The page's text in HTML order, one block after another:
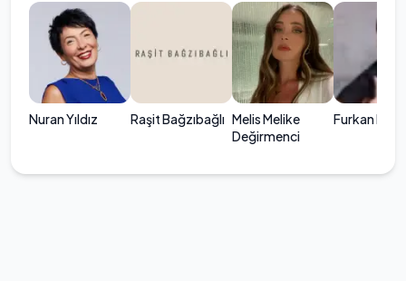
Nuran Yıldız Raşit Bağzıbağlı Melis Melike
Değirmenci
Furkan